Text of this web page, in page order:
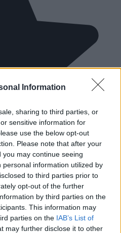
Information
sharing to third parties, or
sensitive information for
use the below opt-out
Please note that after your
may continue seeing
information utilized by
to third parties prior to
opt-out of the further
by third parties on the
This information may
parties on the IAB’s List of
may further disclose it to other